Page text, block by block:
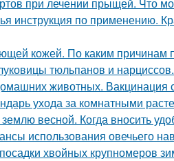
инструкция по применению.
кожей. По каким причинам
тюльпанов и
животных. Вакцинация
ухода за комнатными
весной. Когда вносить
использования овечьего
хвойных крупномеров